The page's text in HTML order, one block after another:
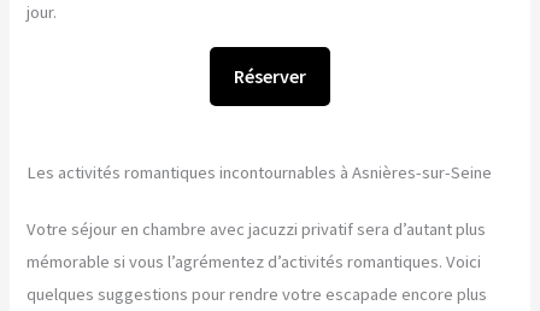
jour.
Réserver
Les activités romantiques incontournables à Asnières-sur-Seine
Votre séjour en chambre avec jacuzzi privatif sera d’autant plus
mémorable si vous l’agrémentez d’activités romantiques. Voici
quelques suggestions pour rendre votre escapade encore plus